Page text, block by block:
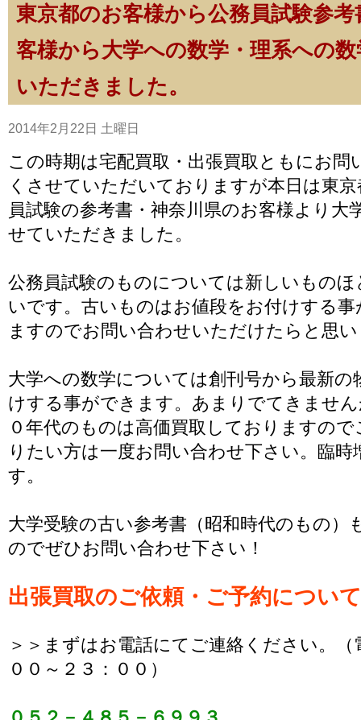
東京都のお客様から公務員試験参
客様から大学への数学・理系への
いただきました。
2014年2月22日 土曜日
この時期は宅配買取・出張買取ともにお問
くさせていただいておりますが本日は東
員試験の参考書・神奈川県のお客様より大
せていただきました。
公務員試験のものについては新しいもの
いです。古いものはお値段をお付けする
ますのでお問い合わせいただけたらと思
大学への数学については創刊号から最新の
けする事ができます。あまりでてきませ
０年代のものは高価買取しておりますの
りたい方は一度お問い合わせ下さい。臨時
す。
大学受験の古い参考書（昭和時代のもの）
のでぜひお問い合わせ下さい！
出張買取のご依頼・ご予約について
＞＞まずはお電話にてご連絡ください。
００～２３：００）